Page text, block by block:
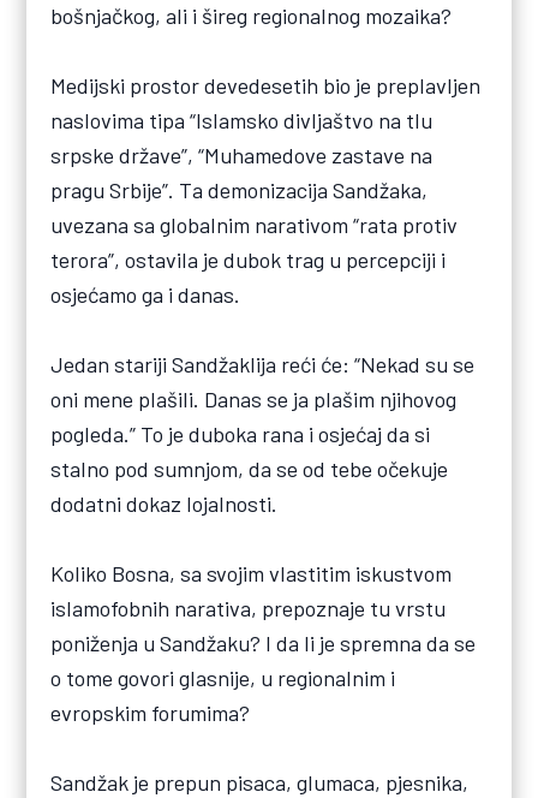
bošnjačkog, ali i šireg regionalnog mozaika?
Medijski prostor devedesetih bio je preplavljen
naslovima tipa “Islamsko divljaštvo na tlu
srpske države”, “Muhamedove zastave na
pragu Srbije”. Ta demonizacija Sandžaka,
uvezana sa globalnim narativom “rata protiv
terora”, ostavila je dubok trag u percepciji i
osjećamo ga i danas.
Jedan stariji Sandžaklija reći će: “Nekad su se
oni mene plašili. Danas se ja plašim njihovog
pogleda.” To je duboka rana i osjećaj da si
stalno pod sumnjom, da se od tebe očekuje
dodatni dokaz lojalnosti.
Koliko Bosna, sa svojim vlastitim iskustvom
islamofobnih narativa, prepoznaje tu vrstu
poniženja u Sandžaku? I da li je spremna da se
o tome govori glasnije, u regionalnim i
evropskim forumima?
Sandžak je prepun pisaca, glumaca, pjesnika,